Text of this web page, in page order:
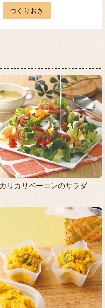
つくりおき
カリカリベーコンのサラダ